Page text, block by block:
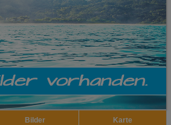
Bilder Karte